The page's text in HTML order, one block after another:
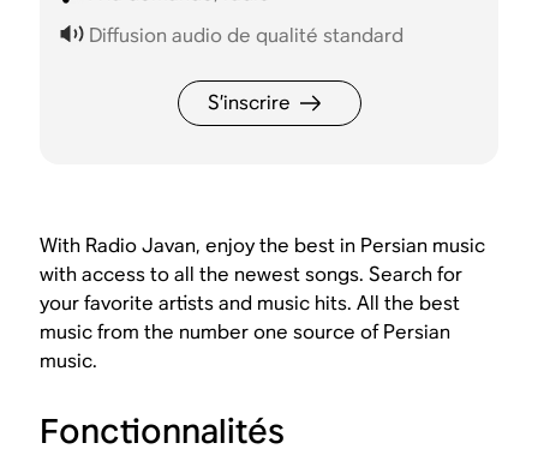
Diffusion audio de qualité standard
S’inscrire
With Radio Javan, enjoy the best in Persian music
with access to all the newest songs. Search for
your favorite artists and music hits. All the best
music from the number one source of Persian
music.
Fonctionnalités